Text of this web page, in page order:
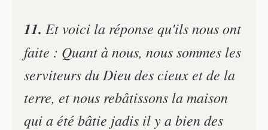
11. Et voici la réponse qu'ils nous ont
faite : Quant à nous, nous sommes les
serviteurs du Dieu des cieux et de la
terre, et nous rebâtissons la maison
qui a été bâtie jadis il y a bien des